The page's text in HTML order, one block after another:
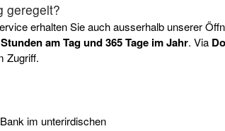
geregelt?
erhalten Sie auch ausserhalb unserer
am Tag und 365 Tage im Jahr. Via
Zugriff.
im unterirdischen